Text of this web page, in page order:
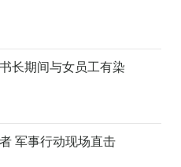
长期间与女员工有染
军事行动现场直击